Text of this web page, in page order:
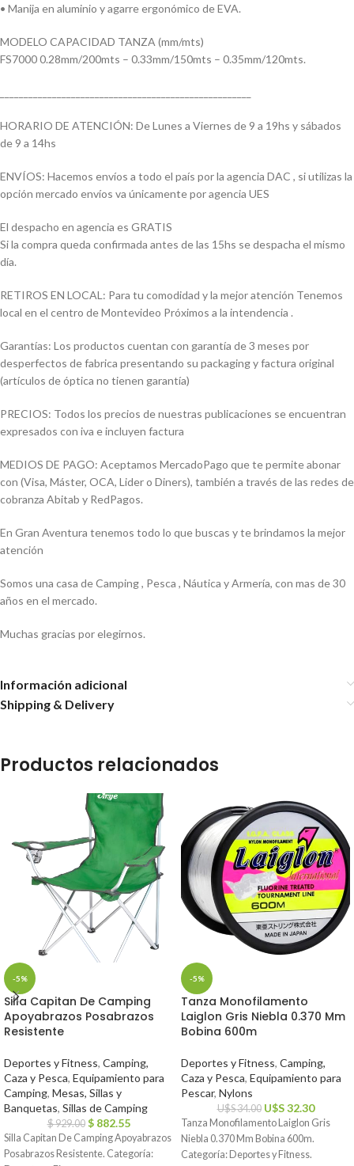
• Manija en aluminio y agarre ergonómico de EVA.
MODELO CAPACIDAD TANZA (mm/mts)
FS7000 0.28mm/200mts – 0.33mm/150mts – 0.35mm/120mts.
HORARIO DE ATENCIÓN: De Lunes a Viernes de 9 a 19hs y sábados
de 9 a 14hs
ENVÍOS: Hacemos envíos a todo el país por la agencia DAC , si utilizas la
opción mercado envíos va únicamente por agencia UES
El despacho en agencia es GRATIS
Si la compra queda confirmada antes de las 15hs se despacha el mismo
día.
RETIROS EN LOCAL: Para tu comodidad y la mejor atención Tenemos
local en el centro de Montevideo Próximos a la intendencia .
Garantías: Los productos cuentan con garantía de 3 meses por
desperfectos de fabrica presentando su packaging y factura original
(artículos de óptica no tienen garantía)
PRECIOS: Todos los precios de nuestras publicaciones se encuentran
expresados con iva e incluyen factura
MEDIOS DE PAGO: Aceptamos MercadoPago que te permite abonar
con (Visa, Máster, OCA, Lider o Diners), también a través de las redes de
cobranza Abitab y RedPagos.
En Gran Aventura tenemos todo lo que buscas y te brindamos la mejor
atención
Somos una casa de Camping , Pesca , Náutica y Armería, con mas de 30
años en el mercado.
Muchas gracias por elegirnos.
Información adicional
Shipping & Delivery
Productos relacionados
-5%
Silla Capitan De Camping
Apoyabrazos Posabrazos
Resistente
Deportes y Fitness, Camping,
Caza y Pesca, Equipamiento para
Camping, Mesas, Sillas y
Banquetas, Sillas de Camping
$929.00 $ 882.55
Silla Capitan De Camping Apoyabrazos
Posabrazos Resistente. Categoría:
-5%
Tanza Monofilamento
Laiglon Gris Niebla 0.370 Mm
Bobina 600m
Deportes y Fitness, Camping,
Caza y Pesca, Equipamiento para
Pescar, Nylons
U$S34.00 U$S32.30
Tanza Monofilamento Laiglon Gris
Niebla 0.370 Mm Bobina 600m.
Categoría: Deportes y Fitness.